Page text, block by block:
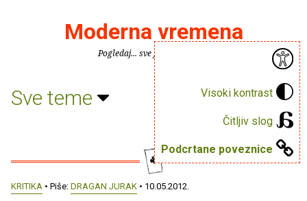
Visoki kontrast
Čitljiv slog
Podcrtane poveznice
Moderna vremena
Pogledaj... sve je puno knjiga.
Sve teme
KRITIKA • Piše: DRAGAN JURAK • 10.05.2012.